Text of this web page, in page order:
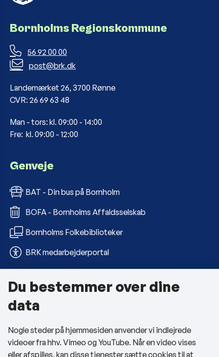
Bornholms Regionskommune
56 92 00 00
post@brk.dk
Landemærket 26, 3700 Rønne
CVR: 26 69 63 48
Man - tors: kl. 09:00 - 14:00
Fre: kl. 09:00 - 12:00
Genveje
BAT - Din bus på Bornholm
BOFA - Bornholms Affaldsselskab
Bornholms Folkebiblioteker
BRK medarbejderportal
Om kommunen
Kontakt os
Telefon- og åbningstider
Tilgængelighedserklæring
Du bestemmer over dine
data
Nogle steder på hjemmesiden anvender vi indlejrede
videoer fra hhv. Vimeo og YouTube. Når en video vises
eller afspilles, kan disse tjenester sætte cookies til at